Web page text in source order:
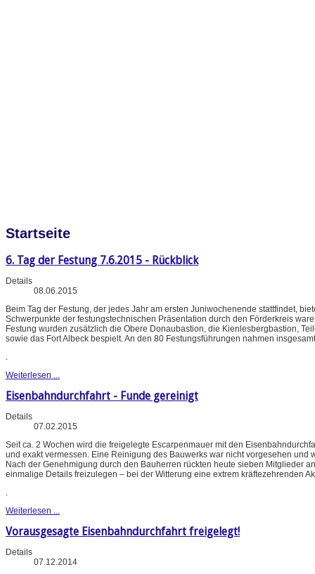
Startseite
6. Tag der Festung 7.6.2015 - Rückblick
Details
08.06.2015
Beim Tag der Festung, der jedes Jahr am ersten Juniwochenende stattfindet,
Schwerpunkte der festungstechnischen Präsentation durch den Förderkreis
Festung wurden zusätzlich die Obere Donaubastion, die Kienlesbergbastion,
sowie das Fort Albeck bespielt. An den 80 Festungsführungen nahmen
.
Weiterlesen ...
Eisenbahndurchfahrt - Funde gereinigt
Details
07.02.2015
Seit ca. 2 Wochen wird die freigelegte Escarpenmauer mit den
und exakt vermessen. Eine Reinigung des Bauwerks war nicht vorgesehen und
Nach der Genehmigung durch den Bauherren rückten heute sieben Mitglieder
einmalige Details freizulegen – bei der Witterung eine extrem kräftezehrenden
Weiterlesen ...
Vorausgesagte Eisenbahndurchfahrt freigelegt!
Details
07.12.2014